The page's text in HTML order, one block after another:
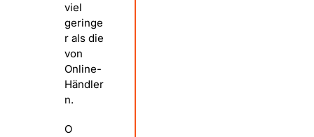
viel
geringe
r als die
von
Online-
Händler
n.
O